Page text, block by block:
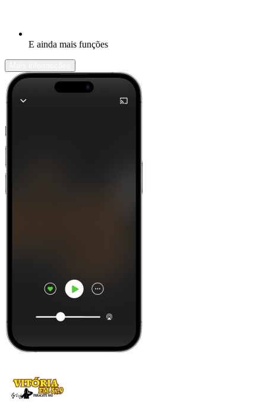
E ainda mais funções